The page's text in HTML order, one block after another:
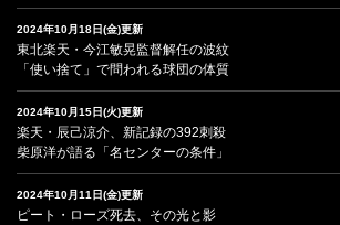
2024年10月18日(金)更新
東北楽天・今江敏晃監督解任の波紋
「使い捨て」で問われる球団の体質
2024年10月15日(火)更新
楽天・辰己涼介、新記録の392刺殺
柴原洋が語る「名センターの条件」
2024年10月11日(金)更新
ピート・ローズ死去、その光と影